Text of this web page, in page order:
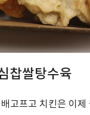
찹쌀탕수육
고프고 치킨은 이